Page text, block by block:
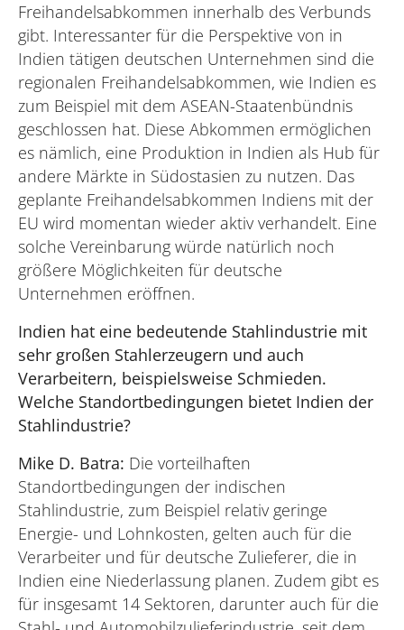
Freihandelsabkommen innerhalb des Verbunds
gibt. Interessanter für die Perspektive von in
Indien tätigen deutschen Unternehmen sind die
regionalen Freihandelsabkommen, wie Indien es
zum Beispiel mit dem ASEAN-Staatenbündnis
geschlossen hat. Diese Abkommen ermöglichen
es nämlich, eine Produktion in Indien als Hub für
andere Märkte in Südostasien zu nutzen. Das
geplante Freihandelsabkommen Indiens mit der
EU wird momentan wieder aktiv verhandelt. Eine
solche Vereinbarung würde natürlich noch
größere Möglichkeiten für deutsche
Unternehmen eröffnen.
Indien hat eine bedeutende Stahlindustrie mit
sehr großen Stahlerzeugern und auch
Verarbeitern, beispielsweise Schmieden.
Welche Standortbedingungen bietet Indien der
Stahlindustrie?
Mike D. Batra: Die vorteilhaften
Standortbedingungen der indischen
Stahlindustrie, zum Beispiel relativ geringe
Energie- und Lohnkosten, gelten auch für die
Verarbeiter und für deutsche Zulieferer, die in
Indien eine Niederlassung planen. Zudem gibt es
für insgesamt 14 Sektoren, darunter auch für die